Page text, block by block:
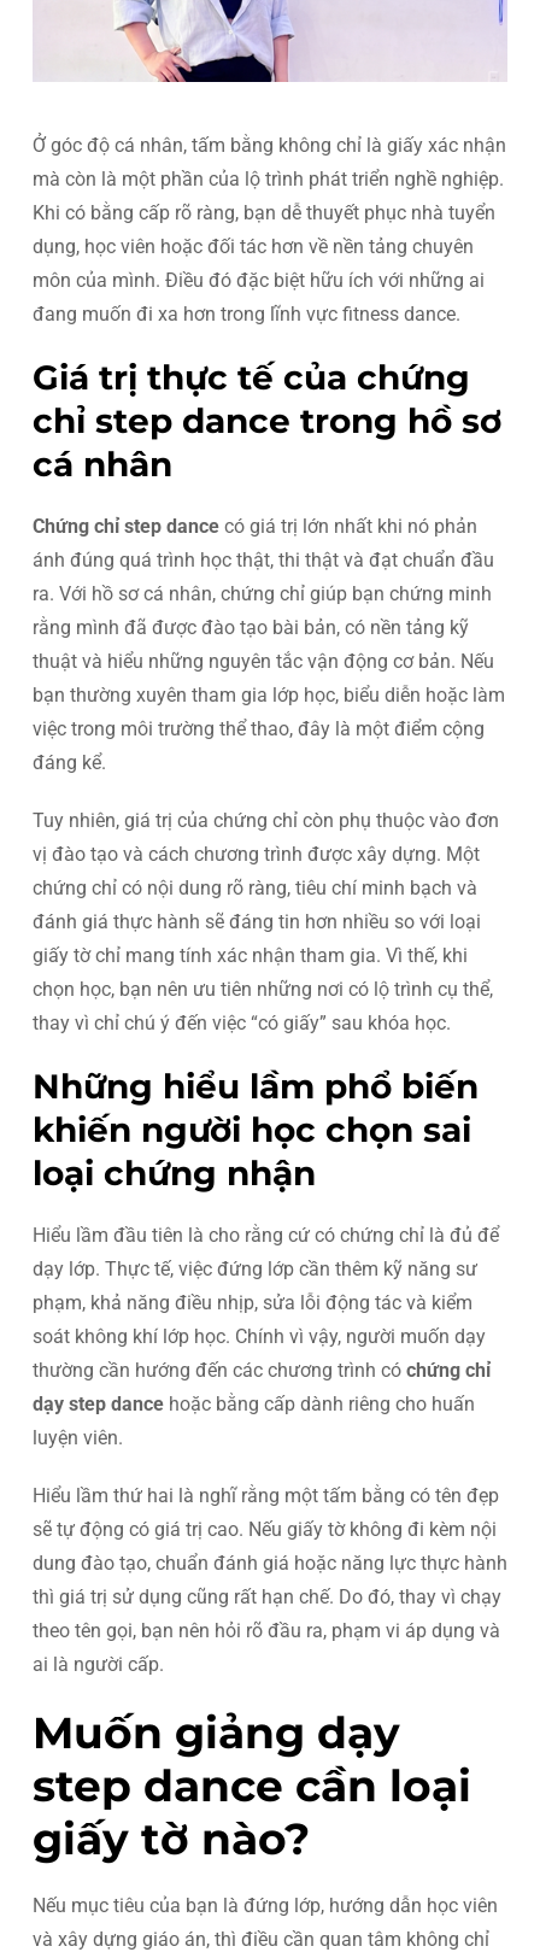
Ở góc độ cá nhân, tấm bằng không chỉ là giấy xác nhận
mà còn là một phần của lộ trình phát triển nghề nghiệp.
Khi có bằng cấp rõ ràng, bạn dễ thuyết phục nhà tuyển
dụng, học viên hoặc đối tác hơn về nền tảng chuyên
môn của mình. Điều đó đặc biệt hữu ích với những ai
đang muốn đi xa hơn trong lĩnh vực fitness dance.
Giá trị thực tế của chứng
chỉ step dance trong hồ sơ
cá nhân
Chứng chỉ step dance có giá trị lớn nhất khi nó phản
ánh đúng quá trình học thật, thi thật và đạt chuẩn đầu
ra. Với hồ sơ cá nhân, chứng chỉ giúp bạn chứng minh
rằng mình đã được đào tạo bài bản, có nền tảng kỹ
thuật và hiểu những nguyên tắc vận động cơ bản. Nếu
bạn thường xuyên tham gia lớp học, biểu diễn hoặc làm
việc trong môi trường thể thao, đây là một điểm cộng
đáng kể.
Tuy nhiên, giá trị của chứng chỉ còn phụ thuộc vào đơn
vị đào tạo và cách chương trình được xây dựng. Một
chứng chỉ có nội dung rõ ràng, tiêu chí minh bạch và
đánh giá thực hành sẽ đáng tin hơn nhiều so với loại
giấy tờ chỉ mang tính xác nhận tham gia. Vì thế, khi
chọn học, bạn nên ưu tiên những nơi có lộ trình cụ thể,
thay vì chỉ chú ý đến việc “có giấy” sau khóa học.
Những hiểu lầm phổ biến
khiến người học chọn sai
loại chứng nhận
Hiểu lầm đầu tiên là cho rằng cứ có chứng chỉ là đủ để
dạy lớp. Thực tế, việc đứng lớp cần thêm kỹ năng sư
phạm, khả năng điều nhịp, sửa lỗi động tác và kiểm
soát không khí lớp học. Chính vì vậy, người muốn dạy
thường cần hướng đến các chương trình có chứng chỉ
dạy step dance hoặc bằng cấp dành riêng cho huấn
luyện viên.
Hiểu lầm thứ hai là nghĩ rằng một tấm bằng có tên đẹp
sẽ tự động có giá trị cao. Nếu giấy tờ không đi kèm nội
dung đào tạo, chuẩn đánh giá hoặc năng lực thực hành
thì giá trị sử dụng cũng rất hạn chế. Do đó, thay vì chạy
theo tên gọi, bạn nên hỏi rõ đầu ra, phạm vi áp dụng và
ai là người cấp.
Muốn giảng dạy
step dance cần loại
giấy tờ nào?
Nếu mục tiêu của bạn là đứng lớp, hướng dẫn học viên
và xây dựng giáo án, thì điều cần quan tâm không chỉ